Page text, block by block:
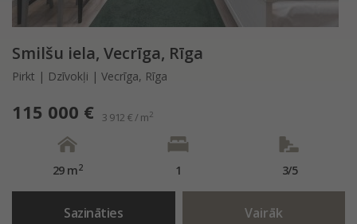
Smilšu iela, Vecrīga, Rīga
Pirkt | Dzīvokļi | Vecrīga, Rīga
115 000 € 3 912 € / m2
29 m2 1 3/5
Sazināties Vairāk